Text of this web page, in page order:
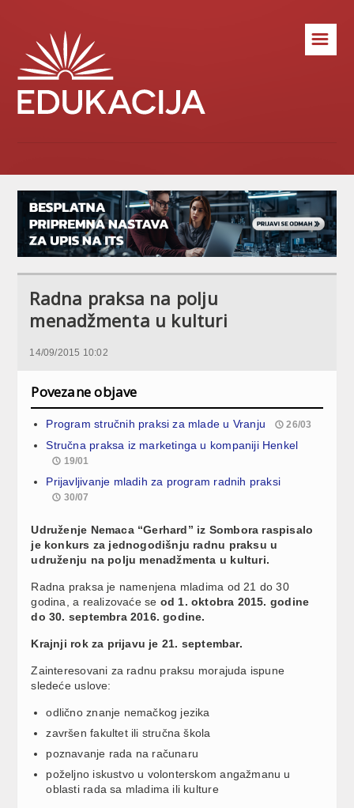
☰
Radna praksa na polju
menadžmenta u kulturi
14/09/2015 10:02
Povezane objave
Program stručnih praksi za mlade u Vranju 26/03
Stručna praksa iz marketinga u kompaniji Henkel
19/01
Prijavljivanje mladih za program radnih praksi
30/07
Udruženje Nemaca “Gerhard” iz Sombora raspisalo
je konkurs za jednogodišnju radnu praksu u
udruženju na polju menadžmenta u kulturi.
Radna praksa je namenjena mladima od 21 do 30
godina, a realizovaće se od 1. oktobra 2015. godine
do 30. septembra 2016. godine.
Krajnji rok za prijavu je 21. septembar.
Zainteresovani za radnu praksu morajuda ispune
sledeće uslove:
odlično znanje nemačkog jezika
završen fakultet ili stručna škola
poznavanje rada na računaru
poželjno iskustvo u volonterskom angažmanu u
oblasti rada sa mladima ili kulture